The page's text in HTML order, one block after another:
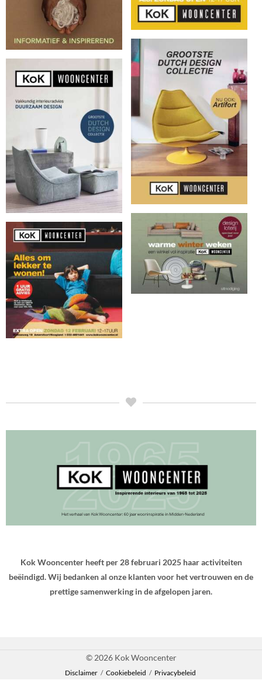
Kok Wooncenter heeft per 28 februari 2025 haar activiteiten
beëindigd. Wij bedanken al onze klanten voor het vertrouwen en de
prettige samenwerking in de afgelopen jaren.
© 2026 Kok Wooncenter
Disclaimer / Cookiebeleid / Privacybeleid